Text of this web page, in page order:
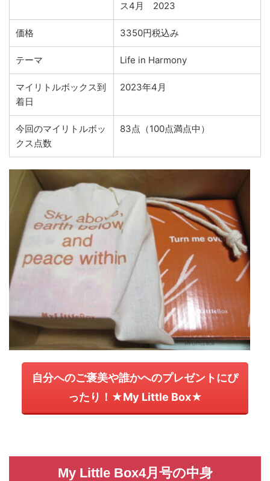
ス4月 2023
価格 3350円税込み
テーマ Life in Harmony
マイリトルボックス到
着日
2023年4月
今回のマイリトルボッ
クス点数
83点（100点満点中）
自分へのご褒美や誰かへのプレゼントにぴ
ったり！★My Little Box★
My Little Box4月号の中身